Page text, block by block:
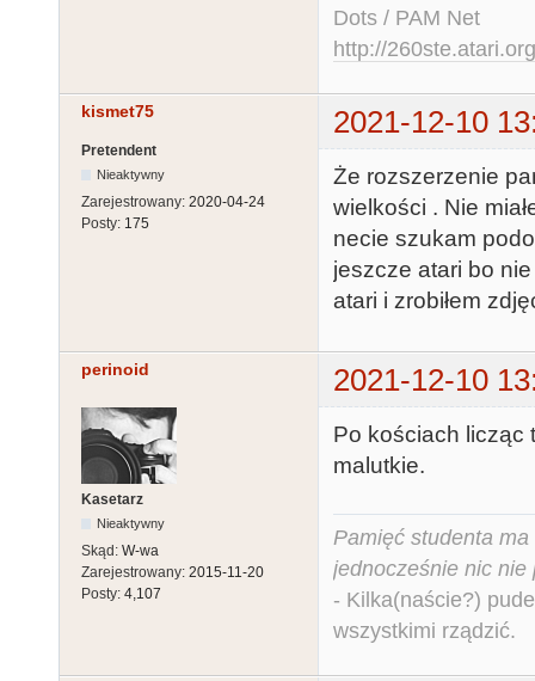
Dots / PAM Net
http://260ste.atari.org
kismet75 2021-12-10
Pretendent
Nieaktywny
Zarejestrowany: 2020-04-24
Posty: 175
Że rozszerzenie
wielkości . Nie
necie szukam
jeszcze atari bo
atari i zrobiłem
perinoid 2021-12-10
Kasetarz
Nieaktywny
Skąd: W-wa
Zarejestrowany: 2015-11-20
Posty: 4,107
Po kościach licząc
malutkie.
Pamięć studenta
jednocześnie nic nie
- Kilka(naście?)
wszystkimi rządzić.